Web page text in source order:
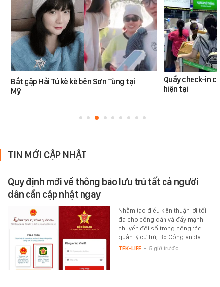
Bắt gặp Hải Tú kè kè bên Sơn Tùng tại
Mỹ
Quầy check-in
hiện tại
TIN MỚI CẬP NHẬT
Quy định mới về thông báo lưu trú tất cả người
dân cần cập nhật ngay
Nhằm tạo điều kiện thuận lợi tối
đa cho công dân và đẩy mạnh
chuyển đổi số trong công tác
quản lý cư trú, Bộ Công an đã…
TEK-LIFE - 5 giờ trước